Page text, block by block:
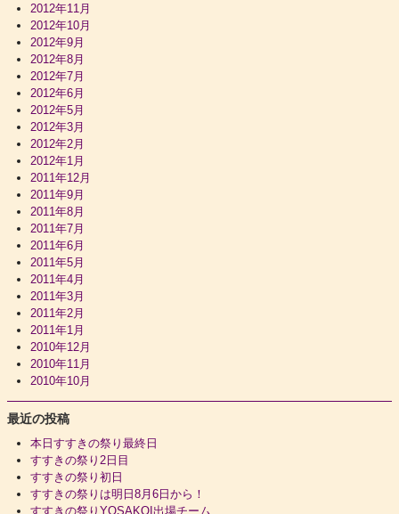
2012年11月
2012年10月
2012年9月
2012年8月
2012年7月
2012年6月
2012年5月
2012年3月
2012年2月
2012年1月
2011年12月
2011年9月
2011年8月
2011年7月
2011年6月
2011年5月
2011年4月
2011年3月
2011年2月
2011年1月
2010年12月
2010年11月
2010年10月
最近の投稿
本日すすきの祭り最終日
すすきの祭り2日目
すすきの祭り初日
すすきの祭りは明日8月6日から！
すすきの祭りYOSAKOI出場チーム